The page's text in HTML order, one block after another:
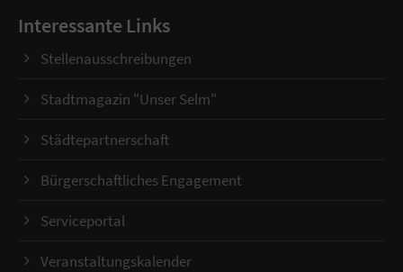
Interessante Links
Stellenausschreibungen
Stadtmagazin "Unser Selm"
Städtepartnerschaft
Bürgerschaftliches Engagement
Serviceportal
Veranstaltungskalender